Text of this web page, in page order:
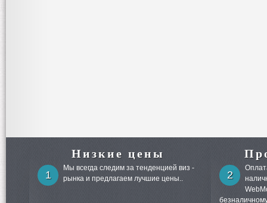
Низкие цены
1
Мы всегда следим за тенденцией виз -
рынка и предлагаем лучшие цены..
2